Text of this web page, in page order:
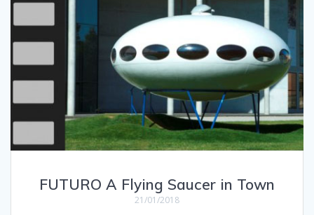
FUTURO A Flying Saucer in Town
21/01/2018